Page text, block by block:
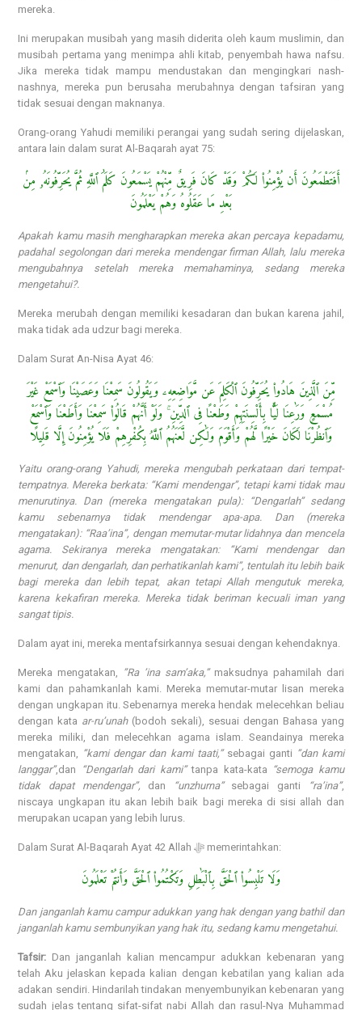
mereka.
Ini merupakan musibah yang masih diderita oleh kaum muslimin, dan
musibah pertama yang menimpa ahli kitab, penyembah hawa nafsu.
Jika mereka tidak mampu mendustakan dan mengingkari nash-
nashnya, mereka pun berusaha merubahnya dengan tafsiran yang
tidak sesuai dengan maknanya.
Orang-orang Yahudi memiliki perangai yang sudah sering dijelaskan,
antara lain dalam surat Al-Baqarah ayat 75:
أَفَتَطْمَعُونَ أَن يُؤْمِنُوا۟ لَكُمْ وَقَدْ كَانَ فَرِيقٌ مِّنْهُمْ يَسْمَعُونَ كَلَٰمَ ٱللَّهِ ثُمَّ يُحَرِّفُونَهُۥ مِنۢ
بَعْدِ مَا عَقَلُوهُ وَهُمْ يَعْلَمُونَ
Apakah kamu masih mengharapkan mereka akan percaya kepadamu,
padahal segolongan dari mereka mendengar firman Allah, lalu mereka
mengubahnya setelah mereka memahaminya, sedang mereka
mengetahui?.
Mereka merubah dengan memiliki kesadaran dan bukan karena jahil,
maka tidak ada udzur bagi mereka.
Dalam Surat An-Nisa Ayat 46:
مِّنَ ٱلَّذِينَ هَادُوا۟ يُحَرِّفُونَ ٱلْكَلِمَ عَن مَّوَاضِعِهِۦ وَيَقُولُونَ سَمِعْنَا وَعَصَيْنَا وَٱسْمَعْ غَيْرَ
مُسْمَعٍ وَرَٰعِنَا لَيًّۢا بِأَلْسِنَتِهِمْ وَطَعْنًا فِى ٱلدِّينِ ۚ وَلَوْ أَنَّهُمْ قَالُوا۟ سَمِعْنَا وَأَطَعْنَا وَٱسْمَعْ
وَٱنظُرْنَا لَكَانَ خَيْرًا لَّهُمْ وَأَقْوَمَ وَلَٰكِن لَّعَنَهُمُ ٱللَّهُ بِكُفْرِهِمْ فَلَا يُؤْمِنُونَ إِلَّا قَلِيلًا
Yaitu orang-orang Yahudi, mereka mengubah perkataan dari tempat-
tempatnya. Mereka berkata: “Kami mendengar”, tetapi kami tidak mau
menurutinya. Dan (mereka mengatakan pula): “Dengarlah” sedang
kamu sebenarnya tidak mendengar apa-apa. Dan (mereka
mengatakan): “Raa’ina”, dengan memutar-mutar lidahnya dan mencela
agama. Sekiranya mereka mengatakan: “Kami mendengar dan
menurut, dan dengarlah, dan perhatikanlah kami”, tentulah itu lebih baik
bagi mereka dan lebih tepat, akan tetapi Allah mengutuk mereka,
karena kekafiran mereka. Mereka tidak beriman kecuali iman yang
sangat tipis.
Dalam ayat ini, mereka mentafsirkannya sesuai dengan kehendaknya.
Mereka mengatakan, ”Ra ’ina sam’aka,”maksudnya pahamilah dari
kami dan pahamkanlah kami. Mereka memutar-mutar lisan mereka
dengan ungkapan itu. Sebenarnya mereka hendak melecehkan beliau
dengan kata ar-ru’unah(bodoh sekali), sesuai dengan Bahasa yang
mereka miliki, dan melecehkan agama islam. Seandainya mereka
mengatakan,
”kami dengar dan kami taati,”sebagai ganti ”dan kami
langgar”,dan “Dengarlah dari kami”tanpa kata-kata “semoga kamu
tidak dapat mendengar”, dan “unzhurna”sebagai ganti “ra’ina”,
niscaya ungkapan itu akan lebih baik bagi mereka di sisi allah dan
merupakan ucapan yang lebih lurus.
Dalam Surat Al-Baqarah Ayat 42 Allah ﷻ memerintahkan:
وَلَا تَلْبِسُوا۟ ٱلْحَقَّ بِٱلْبَٰطِلِ وَتَكْتُمُوا۟ ٱلْحَقَّ وَأَنتُمْ تَعْلَمُونَ
Dan janganlah kamu campur adukkan yang hak dengan yang bathil dan
janganlah kamu sembunyikan yang hak itu, sedang kamu mengetahui.
Tafsir: Dan janganlah kalian mencampur adukkan kebenaran yang
telah Aku jelaskan kepada kalian dengan kebatilan yang kalian ada
adakan sendiri. Hindarilah tindakan menyembunyikan kebenaran yang
sudah jelas tentang sifat-sifat nabi Allah dan rasul-Nya Muhammad